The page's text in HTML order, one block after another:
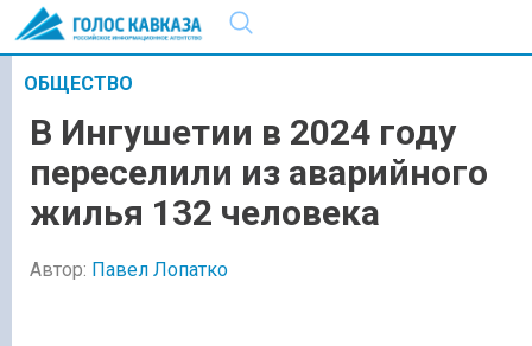
ОБЩЕСТВО
В Ингушетии в 2024 году
переселили из аварийного
жилья 132 человека
Автор: Павел Лопатко